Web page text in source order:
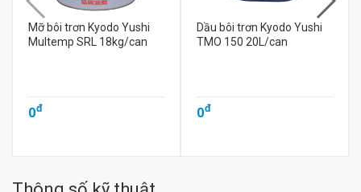
Mỡ bôi trơn Kyodo Yushi
Multemp SRL 18kg/can
0đ
Dầu bôi trơn Kyodo Yushi
TMO 150 20L/can
0đ